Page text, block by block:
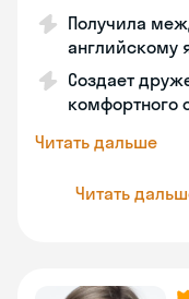
Получила
английскому
Создает
комфортного
Читать дальше
Читать